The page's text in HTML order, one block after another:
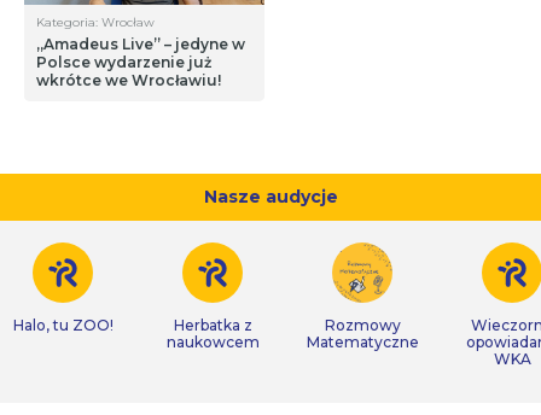
Kategoria: Wrocław
„Amadeus Live” – jedyne w
Polsce wydarzenie już
wkrótce we Wrocławiu!
Nasze audycje
Halo, tu ZOO!
Herbatka z
naukowcem
Rozmowy
Matematyczne
WKA